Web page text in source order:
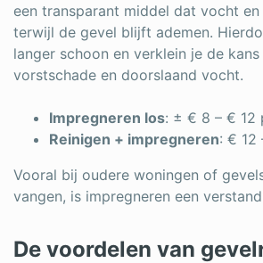
een transparant middel dat vocht
terwijl de gevel blijft ademen.
langer schoon en verklein je de
vorstschade en doorslaand vocht.
Impregneren los: ± € 8 – € 12
Reinigen + impregneren: € 12
Vooral bij oudere woningen of
vangen, is impregneren een
De voordelen van